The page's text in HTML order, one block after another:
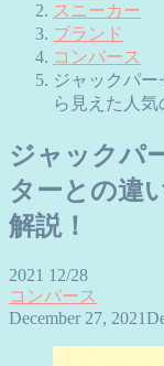
スニーカー
ブランド
コンバース
ジャックパ
ら見えた人気
ジャックパ
ターとの違
解説！
2021 12/28
コンバース
December 27, 2021